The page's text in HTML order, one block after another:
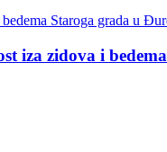
iza zidova i